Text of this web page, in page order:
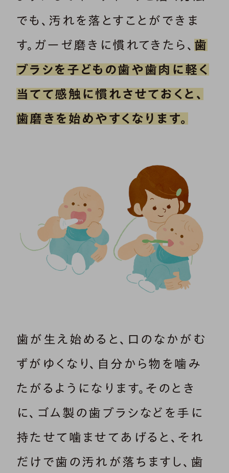
でも、汚れを落とすことができま
す。ガーゼ磨きに慣れてきたら、 歯
ブラシを子どもの歯や歯肉に軽く
当てて感触に慣れさせておくと、
歯磨きを始めやすくなります。
歯が生え始めると、口のなかがむ
ずがゆくなり、自分から物を噛み
たがるようになります。そのとき
に、ゴム製の歯ブラシなどを手に
持たせて噛ませてあげると、それ
だけで歯の汚れが落ちますし、歯